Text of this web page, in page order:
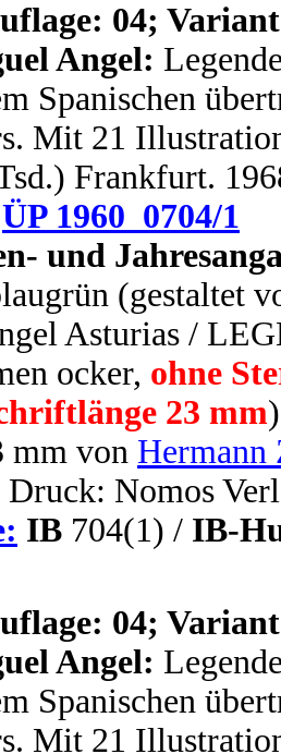
04;
Angel:
Spanischen
Mit 21
Frankfurt.
ÜP 1960_0704/1
und
(gestaltet
Asturias /
ocker, ohne
23 mm
mm von Hermann
Nomos
IB 704(1) / IB-
04;
Angel:
Spanischen
Mit 21